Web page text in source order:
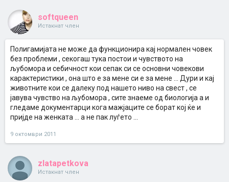
softqueen
Истакнат член
Полигамијата не може да функционира кај нормален човек
без проблеми , секогаш тука постои и чувството на
љубомора и себичност кои сепак си се основни човекови
карактеристики , она што е за мене си е за мене ... Дури и кај
животните кои се далеку под нашето ниво на свест , се
јавува чувство на љубомора , сите знаеме од биологија а и
гледаме документарци кога мажјаците се борат кој ќе и
пријде на женката ... а не пак луѓето ...
9 октомври 2011
zlatapetkova
Истакнат член